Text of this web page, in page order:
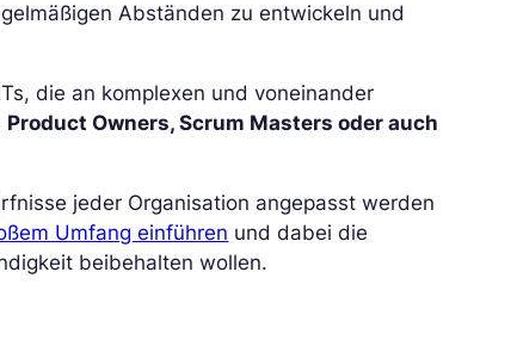
Abständen zu entwickeln und
die an komplexen und voneinander
Product Owners, Scrum Masters oder auch
jeder Organisation angepasst werden
Umfang einführen und dabei die
beibehalten wollen.